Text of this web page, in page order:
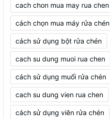
cach chon mua may rua chen
cách chọn mua máy rửa chén
cách sử dụng bột rửa chén
cach su dung muoi rua chen
cách sử dụng muối rửa chén
cach su dung vien rua chen
cách sử dụng viên rửa chén